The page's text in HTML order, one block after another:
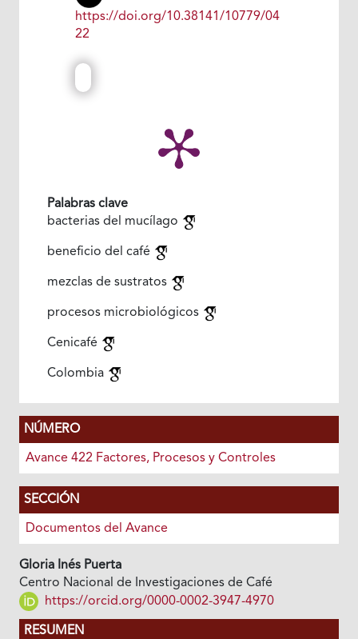
https://doi.org/10.38141/10779/04
22
Palabras clave
bacterias del mucílago
beneficio del café
mezclas de sustratos
procesos microbiológicos
Cenicafé
Colombia
NÚMERO
Avance 422 Factores, Procesos y Controles
SECCIÓN
Documentos del Avance
Gloria Inés Puerta
Centro Nacional de Investigaciones de Café
https://orcid.org/0000-0002-3947-4970
RESUMEN